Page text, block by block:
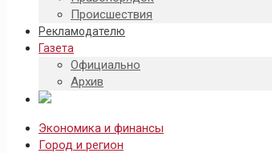
Происшествия
Рекламодателю
Газета
Официально
Архив
Экономика и финансы
Город и регион